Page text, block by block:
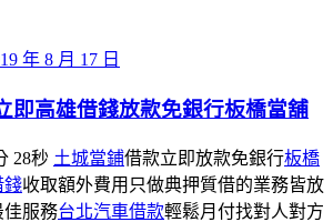
年 8 月 17 日
即高雄借錢放款免銀行板橋當舖
28秒 土城當鋪借款立即放款免銀行板橋
錢收取額外費用只做典押質借的業務皆放
佳服務台北汽車借款輕鬆月付找對人對方